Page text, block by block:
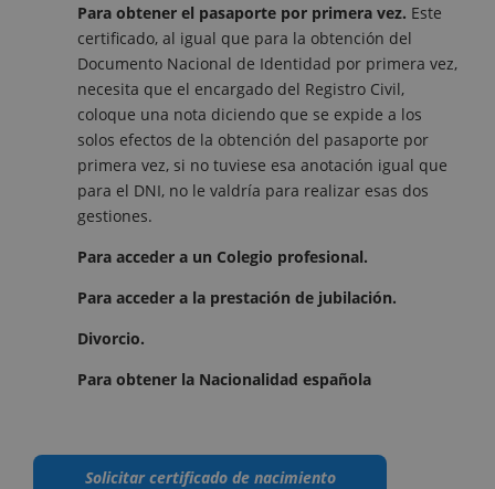
Para obtener el pasaporte por primera vez. Este
certificado, al igual que para la obtención del
Documento Nacional de Identidad por primera vez,
necesita que el encargado del Registro Civil,
coloque una nota diciendo que se expide a los
solos efectos de la obtención del pasaporte por
primera vez, si no tuviese esa anotación igual que
para el DNI, no le valdría para realizar esas dos
gestiones.
Para acceder a un Colegio profesional.
Para acceder a la prestación de jubilación.
Divorcio.
Para obtener la Nacionalidad española
Solicitar certificado de nacimiento